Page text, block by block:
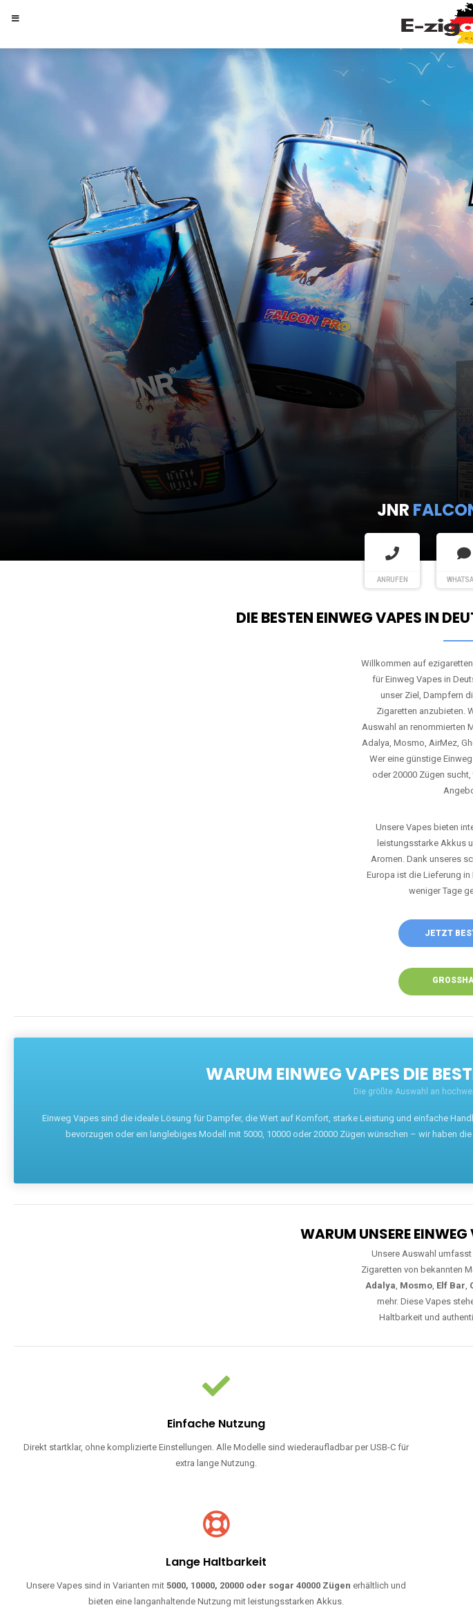
JNR
ANRUFEN
DIE BESTEN EINWEG VAPES IN
Willkommen auf
für Einweg Vapes in
unser Ziel, Dampfern
Zigaretten anzubieten.
Auswahl an renommierten
Adalya, Mosmo, AirMez,
Wer eine günstige
oder 20000 Zügen
Unsere Vapes bieten
leistungsstarke Akkus
Aromen. Dank unseres
Europa ist die Lieferung
weniger Tage
JETZT
WARUM EINWEG VAPES DIE
Die größte Auswahl an
Einweg Vapes sind die ideale Lösung für Dampfer, die Wert auf Komfort, starke Leistung und einfache
bevorzugen oder ein langlebiges Modell mit 5000, 10000 oder 20000 Zügen wünschen – wir haben
WARUM UNSERE
Unsere Auswahl
Zigaretten von bekannten
Adalya, Mosmo, Elf Bar,
mehr. Diese Vapes
Haltbarkeit und
Einfache Nutzung
Direkt startklar, ohne komplizierte Einstellungen. Alle Modelle sind wiederaufladbar per USB-C für
extra lange Nutzung.
Lange Haltbarkeit
Unsere Vapes sind in Varianten mit5000, 10000, 20000 oder sogar 40000 Zügen erhältlich und
bieten eine langanhaltende Nutzung mit leistungsstarken Akkus.